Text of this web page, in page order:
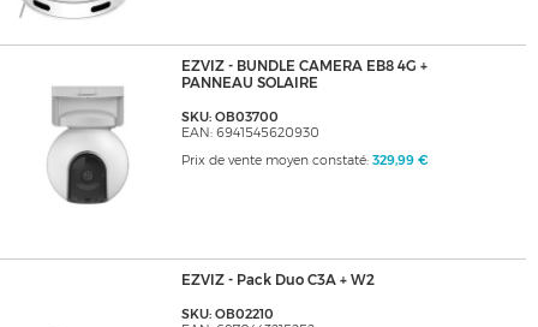
EZVIZ - BUNDLE CAMERA EB8 4G +
PANNEAU SOLAIRE
SKU: OB03700
EAN: 6941545620930
Prix de vente moyen constaté: 329,99 €
EZVIZ - Pack Duo C3A + W2
SKU: OB02210